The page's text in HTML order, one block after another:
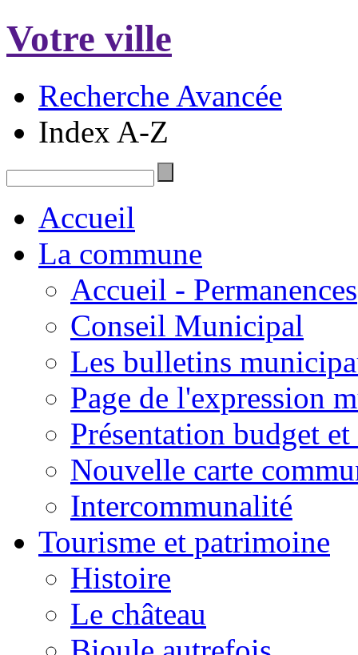
Votre ville
Recherche Avancée
Index A-Z
Accueil
La commune
Accueil - Permanences
Conseil Municipal
Les bulletins
Page de l'expression
Présentation budget
Nouvelle carte
Intercommunalité
Tourisme et patrimoine
Histoire
Le château